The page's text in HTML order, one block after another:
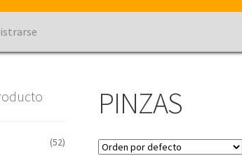
PINZAS
(52)